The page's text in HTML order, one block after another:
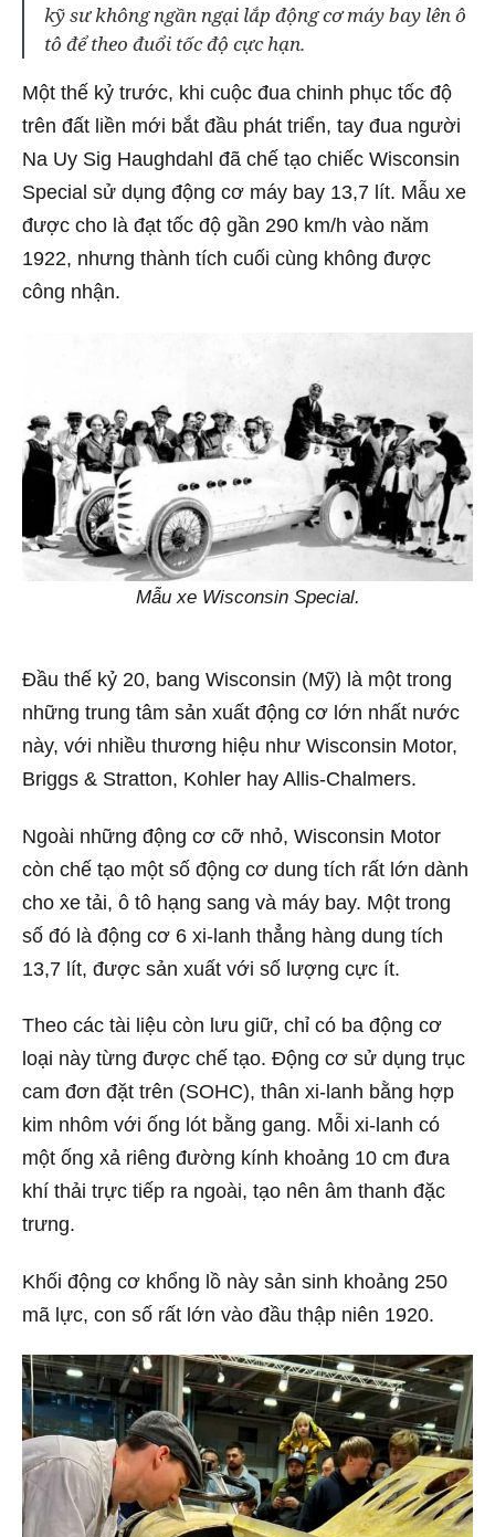
kỹ sư không ngần ngại lắp động cơ máy bay lên ô
tô để theo đuổi tốc độ cực hạn.
Một thế kỷ trước, khi cuộc đua chinh phục tốc độ
trên đất liền mới bắt đầu phát triển, tay đua người
Na Uy Sig Haughdahl đã chế tạo chiếc Wisconsin
Special sử dụng động cơ máy bay 13,7 lít. Mẫu xe
được cho là đạt tốc độ gần 290 km/h vào năm
1922, nhưng thành tích cuối cùng không được
công nhận.
Mẫu xe Wisconsin Special.
Đầu thế kỷ 20, bang Wisconsin (Mỹ) là một trong
những trung tâm sản xuất động cơ lớn nhất nước
này, với nhiều thương hiệu như Wisconsin Motor,
Briggs & Stratton, Kohler hay Allis-Chalmers.
Ngoài những động cơ cỡ nhỏ, Wisconsin Motor
còn chế tạo một số động cơ dung tích rất lớn dành
cho xe tải, ô tô hạng sang và máy bay. Một trong
số đó là động cơ 6 xi-lanh thẳng hàng dung tích
13,7 lít, được sản xuất với số lượng cực ít.
Theo các tài liệu còn lưu giữ, chỉ có ba động cơ
loại này từng được chế tạo. Động cơ sử dụng trục
cam đơn đặt trên (SOHC), thân xi-lanh bằng hợp
kim nhôm với ống lót bằng gang. Mỗi xi-lanh có
một ống xả riêng đường kính khoảng 10 cm đưa
khí thải trực tiếp ra ngoài, tạo nên âm thanh đặc
trưng.
Khối động cơ khổng lồ này sản sinh khoảng 250
mã lực, con số rất lớn vào đầu thập niên 1920.